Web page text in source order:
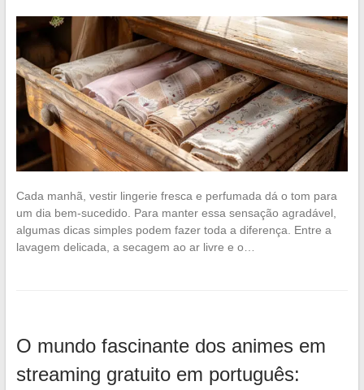
Cada manhã, vestir lingerie fresca e perfumada dá o tom para
um dia bem-sucedido. Para manter essa sensação agradável,
algumas dicas simples podem fazer toda a diferença. Entre a
lavagem delicada, a secagem ao ar livre e o…
O mundo fascinante dos animes em
streaming gratuito em português: